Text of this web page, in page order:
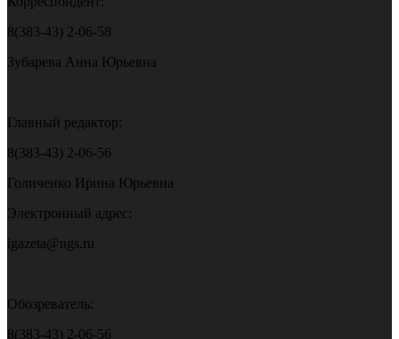
8(383-43) 2-06-58
Зубарева Анна Юрьевна
Главный редактор:
8(383-43) 2-06-56
Голиченко Ирина Юрьевна
Электронный адрес:
igazeta@ngs.ru
Обозреватель:
8(383-43) 2-06-56